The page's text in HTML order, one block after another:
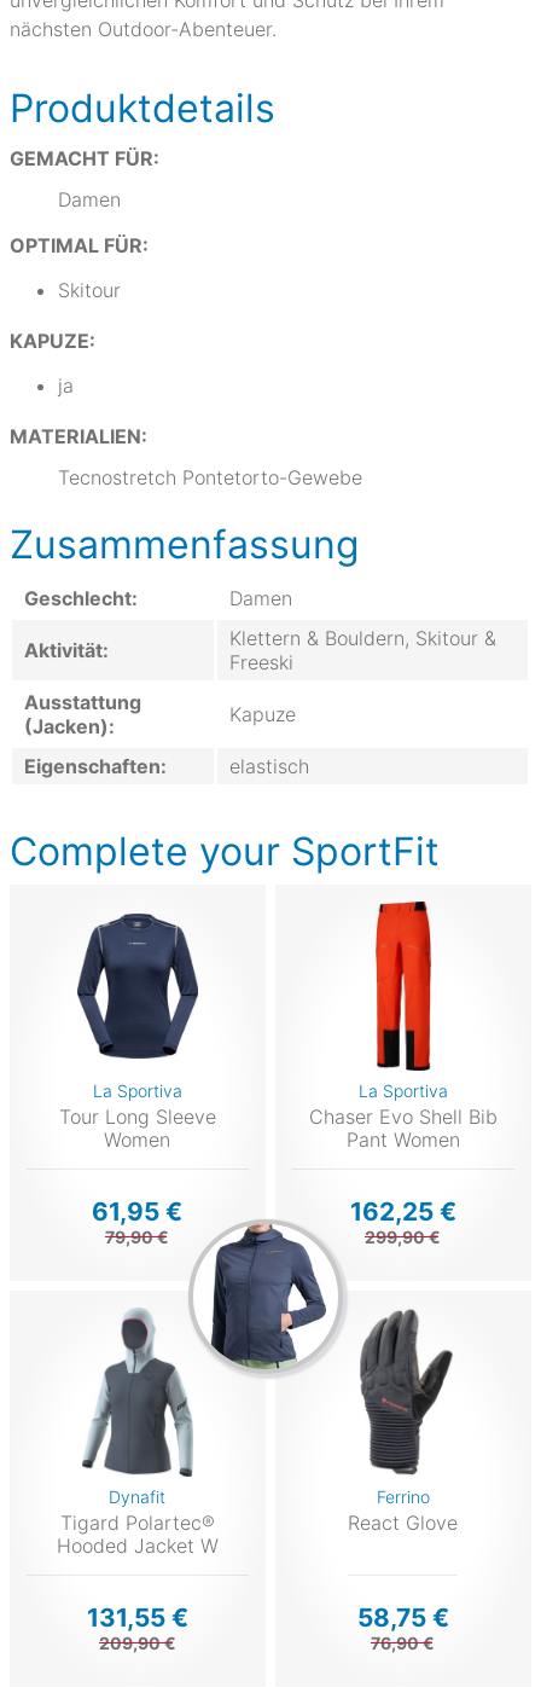
nächsten Outdoor-Abenteuer.
Produktdetails
GEMACHT FÜR:
Damen
OPTIMAL FÜR:
Skitour
KAPUZE:
ja
MATERIALIEN:
Tecnostretch Pontetorto-Gewebe
Zusammenfassung
Geschlecht: Damen
Aktivität:
Klettern & Bouldern, Skitour &
Freeski
Ausstattung
(Jacken):
Kapuze
Eigenschaften: elastisch
Complete your SportFit
La Sportiva
Tour Long Sleeve
Women
61,95 €
79,90 €
La Sportiva
Chaser Evo Shell Bib
Pant Women
162,25 €
299,90 €
Dynafit
Tigard Polartec®
Hooded Jacket W
131,55 €
209,90 €
Ferrino
React Glove
58,75 €
76,90 €